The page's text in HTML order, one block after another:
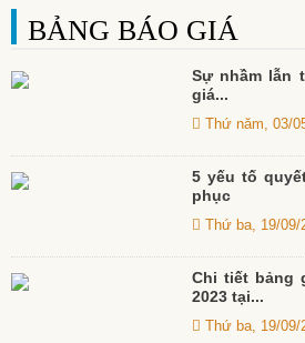
BẢNG BÁO GIÁ
Sự nhầm lẫn
giá...
Thứ năm, 03/
5 yếu tố
phục
Thứ ba, 19/09/
Chi tiết bảng
2023 tại...
Thứ ba, 19/09/